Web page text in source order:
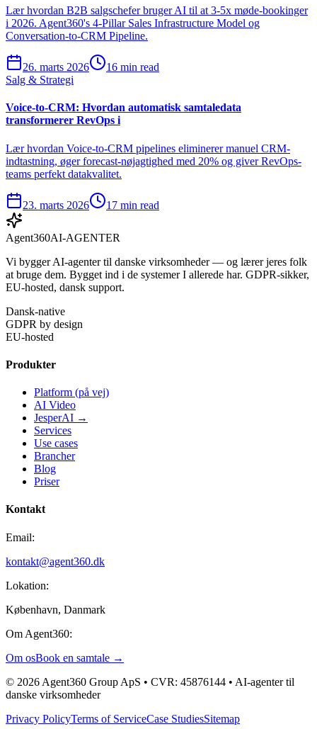
Lær hvordan B2B salgschefer bruger AI til at 3-5x møde-bookinger
i 2026. Agent360's 4-Pillar Sales Infrastructure Model og
Conversation-to-CRM Pipeline.
26. marts 2026
16 min read
Salg & Strategi
Voice-to-CRM: Hvordan automatisk samtaledata
transformerer RevOps i
Lær hvordan Voice-to-CRM pipelines eliminerer manuel CRM-
indtastning, øger forecast-nøjagtighed med 20% og giver RevOps-
teams perfekt datakvalitet.
23. marts 2026 17 min read
Agent360AI-AGENTER
Vi bygger AI-agenter til danske virksomheder — og lærer jeres folk
at bruge dem. Bygget ind i de systemer I allerede har. GDPR-sikker,
EU-hosted, dansk support.
Dansk-native
GDPR by design
EU-hosted
Produkter
Platform (på vej)
AI Video
JesperAI →
Services
Use cases
Brancher
Blog
Priser
Kontakt
Email:
kontakt@agent360.dk
Lokation:
København, Danmark
Om Agent360:
Om osBook en samtale →
© 2026 Agent360 Group ApS • CVR: 45876144 • AI-agenter til
danske virksomheder
Privacy PolicyTerms of ServiceCase StudiesSitemap